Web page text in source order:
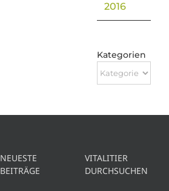
2016
Kategorien
Kategorien
NEUESTE
BEITRÄGE
VITALITIER
DURCHSUCHEN